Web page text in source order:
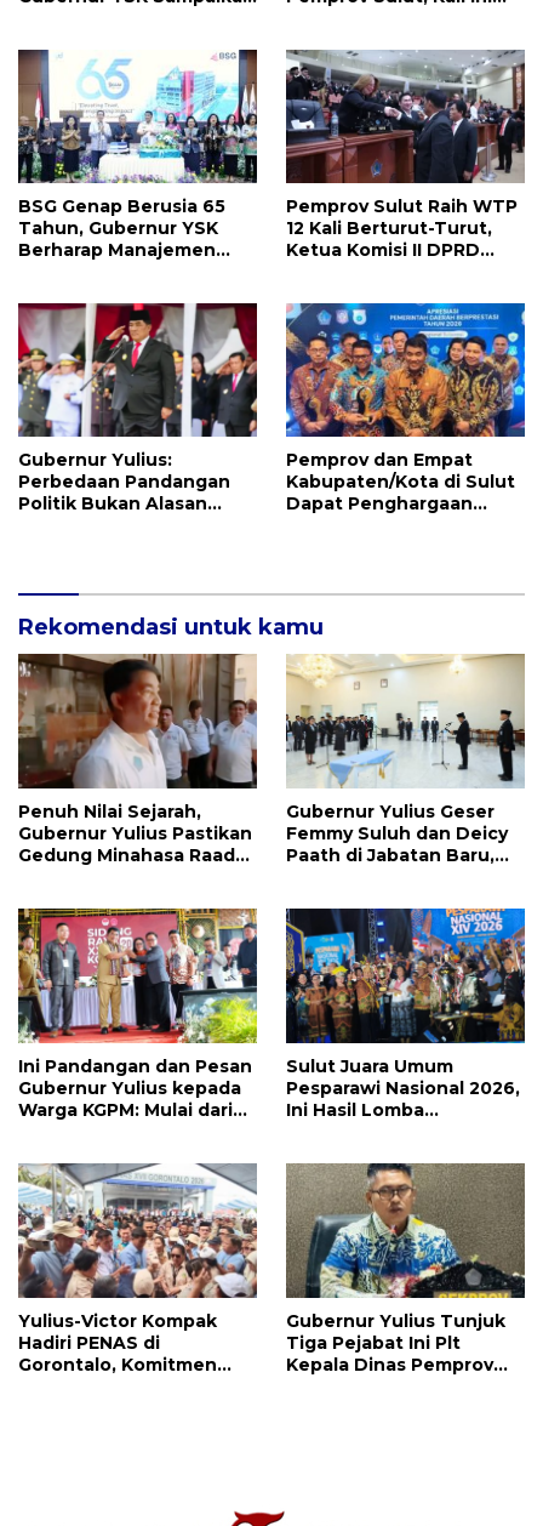
BSG Genap Berusia 65
Tahun, Gubernur YSK
Berharap Manajemen
Pemprov Sulut Raih WTP
12 Kali Berturut-Turut,
Ketua Komisi II DPRD
Prestasi Yang
Membanggakan
Gubernur Yulius:
Perbedaan Pandangan
Politik Bukan Alasan
Pemprov dan Empat
Kabupaten/Kota di Sulut
Dapat Penghargaan
Rekomendasi untuk kamu
Penuh Nilai Sejarah,
Gubernur Yulius Pastikan
Gedung Minahasa Raad
Gubernur Yulius Geser
Femmy Suluh dan Deicy
Paath di Jabatan Baru,
Ini Pandangan dan Pesan
Gubernur Yulius kepada
Warga KGPM: Mulai dari
Sulut Juara Umum
Pesparawi Nasional 2026,
Ini Hasil Lomba
Yulius-Victor Kompak
Hadiri PENAS di
Gorontalo, Komitmen
Gubernur Yulius Tunjuk
Tiga Pejabat Ini Plt
Kepala Dinas Pemprov